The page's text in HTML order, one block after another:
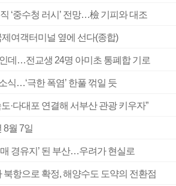
‘중수청 러시’ 전망…檢 기피와 대조
여객터미널 옆에 선다(종합)
데…전교생 24명 아미초 통폐합 기로
식…‘극한 폭염’ 한풀 꺾일 듯
·다대포 연결해 서부산 관광 키우자”
8월 7일
경유지’ 된 부산…우려가 현실로
북항으로 확정, 해양수도 도약의 전환점